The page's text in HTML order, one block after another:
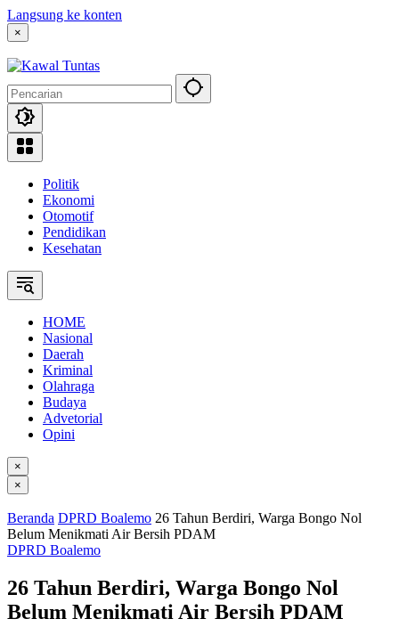
Langsung ke konten
×
Politik
Ekonomi
Otomotif
Pendidikan
Kesehatan
HOME
Nasional
Daerah
Kriminal
Olahraga
Budaya
Advetorial
Opini
×
×
Beranda DPRD Boalemo 26 Tahun Berdiri, Warga Bongo Nol
Belum Menikmati Air Bersih PDAM
DPRD Boalemo
26 Tahun Berdiri, Warga Bongo Nol
Belum Menikmati Air Bersih PDAM